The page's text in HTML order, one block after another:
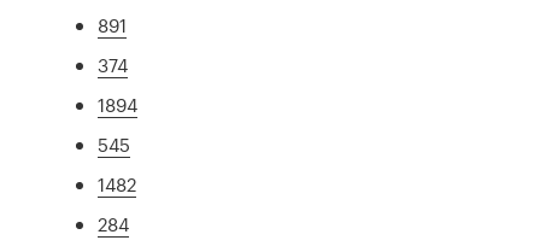
891
374
1894
545
1482
284